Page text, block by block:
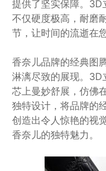
提供了坚实保障。3D
不仅硬度极高，耐磨
节，让时间的流逝在
香奈儿品牌的经典图
淋漓尽致的展现。3D
芯上曼妙舒展，仿佛
独特设计，将品牌的
创造出令人惊艳的视
香奈儿的独特魅力。